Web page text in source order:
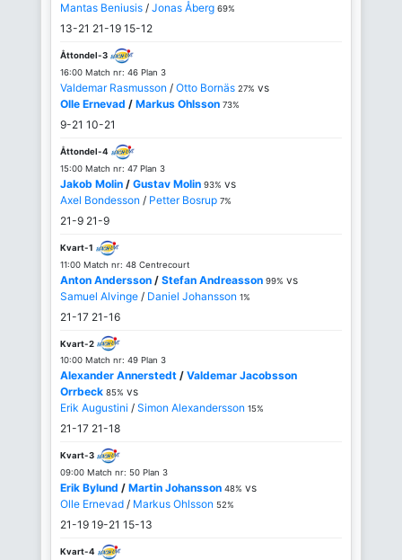
Mantas Beniusis / Jonas Åberg 69%
13-21 21-19 15-12
Åttondel-3
16:00 Match nr: 46 Plan 3
Valdemar Rasmusson / Otto Bornäs 27% vs
Olle Ernevad / Markus Ohlsson 73%
9-21 10-21
Åttondel-4
15:00 Match nr: 47 Plan 3
Jakob Molin / Gustav Molin 93% vs
Axel Bondesson / Petter Bosrup 7%
21-9 21-9
Kvart-1
11:00 Match nr: 48 Centrecourt
Anton Andersson / Stefan Andreasson 99% vs
Samuel Alvinge / Daniel Johansson 1%
21-17 21-16
Kvart-2
10:00 Match nr: 49 Plan 3
Alexander Annerstedt / Valdemar Jacobsson
Orrbeck 85% vs
Erik Augustini / Simon Alexandersson 15%
21-17 21-18
Kvart-3
09:00 Match nr: 50 Plan 3
Erik Bylund / Martin Johansson 48% vs
Olle Ernevad / Markus Ohlsson 52%
21-19 19-21 15-13
Kvart-4